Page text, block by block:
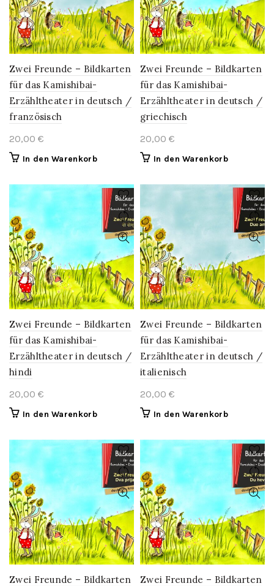
Zwei Freunde – Bildkarten
für das Kamishibai-
Erzähltheater in deutsch /
französisch
20,00 €
In den Warenkorb
Zwei Freunde – Bildkarten
für das Kamishibai-
Erzähltheater in deutsch /
griechisch
20,00 €
In den Warenkorb
Zwei Freunde – Bildkarten
für das Kamishibai-
Erzähltheater in deutsch /
hindi
20,00 €
In den Warenkorb
Zwei Freunde – Bildkarten
für das Kamishibai-
Erzähltheater in deutsch /
italienisch
20,00 €
In den Warenkorb
Zwei Freunde – Bildkarten
Zwei Freunde – Bildkarten